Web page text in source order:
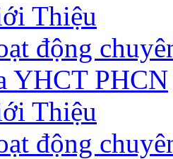
Thiệu
động
YHCT PHCN
Thiệu
động